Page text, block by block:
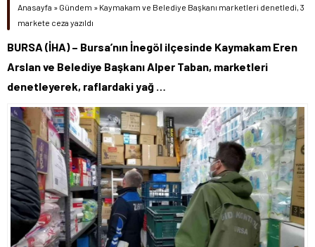
Anasayfa » Gündem » Kaymakam ve Belediye Başkanı marketleri denetledi, 3
markete ceza yazıldı
BURSA (İHA) – Bursa’nın İnegöl ilçesinde Kaymakam Eren
Arslan ve Belediye Başkanı Alper Taban, marketleri
denetleyerek, raflardaki yağ …